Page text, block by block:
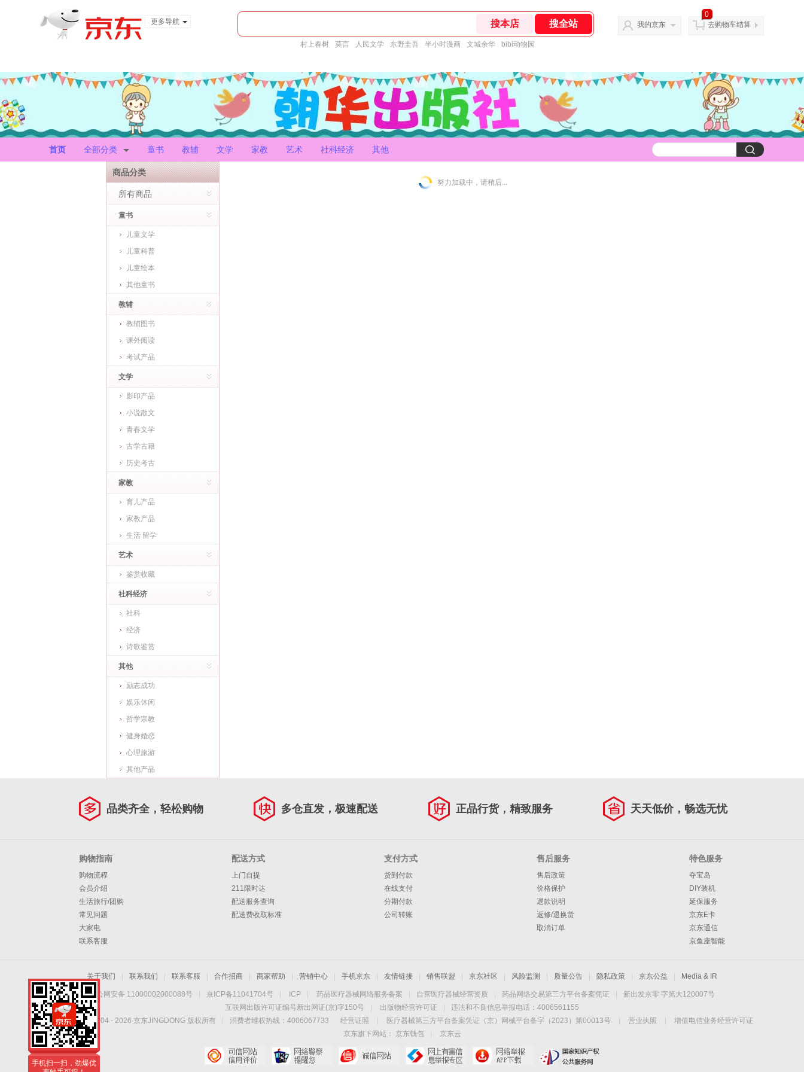
更多导航
村上春树 莫言 人民文学 东野圭吾 半小时漫画 文城余华 bibi动物园
我的京东
0
去购物车结算
首页 全部分类 童书 教辅 文学 家教 艺术 社科经济 其他
商品分类
所有商品
童书
儿童文学
儿童科普
儿童绘本
其他童书
教辅
教辅图书
课外阅读
考试产品
文学
影印产品
小说散文
青春文学
古学古籍
历史考古
家教
育儿产品
家教产品
生活 留学
艺术
鉴赏收藏
社科经济
社科
经济
诗歌鉴赏
其他
励志成功
娱乐休闲
哲学宗教
健身婚恋
心理旅游
其他产品
努力加载中，请稍后...
品类齐全，轻松购物 多仓直发，极速配送 正品行货，精致服务 天天低价，畅选无忧
购物指南
购物流程
会员介绍
生活旅行/团购
常见问题
大家电
联系客服
配送方式
上门自提
211限时达
配送服务查询
配送费收取标准
支付方式
货到付款
在线支付
分期付款
公司转账
售后服务
售后政策
价格保护
退款说明
返修/退换货
取消订单
特色服务
夺宝岛
DIY装机
延保服务
京东E卡
京东通信
京鱼座智能
关于我们 联系我们 联系客服 合作招商 商家帮助 营销中心 手机京东 友情链接 销售联盟 京东社区 风险监测 质量公告 隐私政策 京东公益 Media & IR
京公网安备 11000002000088号 京ICP备11041704号 ICP 药品医疗器械网络服务备案 自营医疗器械经营资质 药品网络交易第三方平台备案凭证
新出发京零 字第大120007号
互联网出版许可证编号新出网证(京)字150号
出版物经营许可证
违法和不良信息举报电话：4006561155
Copyright © 2004 - 2026 京东JINGDONG 版权所有 消费者维权热线：4006067733 经营证照 医疗器械第三方平台备案凭证（京）网械平台备字（2023）第00013号 营业执照
增值电信业务经营许可证
京东旗下网站：
京东钱包
京东云
手机扫一扫，劲爆优
惠触手可得！
手机扫一扫，劲爆优